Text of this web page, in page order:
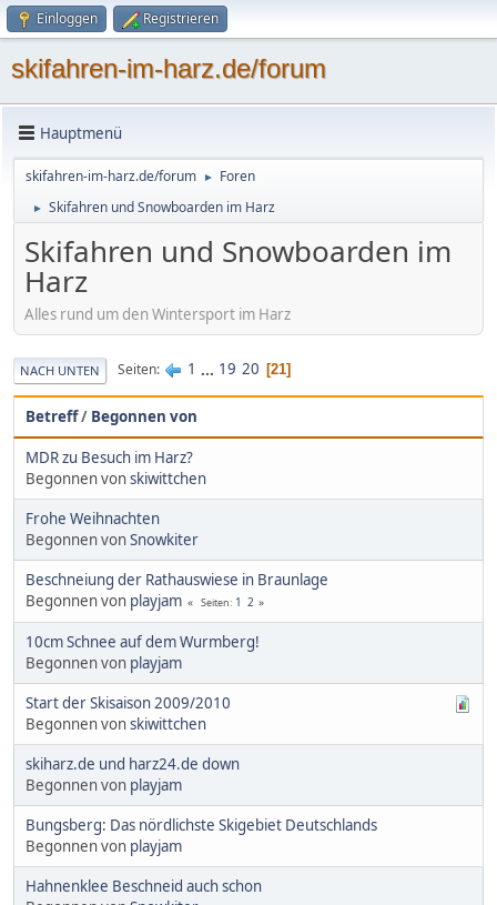
Einloggen Registrieren
skifahren-im-harz.de/forum
Hauptmenü
skifahren-im-harz.de/forum ► Foren
► Skifahren und Snowboarden im Harz
Skifahren und Snowboarden im
Harz
Alles rund um den Wintersport im Harz
NACH UNTEN Seiten 1 ... 19 20 21
Betreff/ Begonnen von
MDR zu Besuch im Harz?
Begonnen vonskiwittchen
Frohe Weihnachten
Begonnen vonSnowkiter
Beschneiung der Rathauswiese in Braunlage
Begonnen von playjam Seiten 1 2
10cm Schnee auf dem Wurmberg!
Begonnen von playjam
Start der Skisaison 2009/2010
Begonnen vonskiwittchen
skiharz.de und harz24.de down
Begonnen von playjam
Bungsberg: Das nördlichste Skigebiet Deutschlands
Begonnen von playjam
Hahnenklee Beschneid auch schon